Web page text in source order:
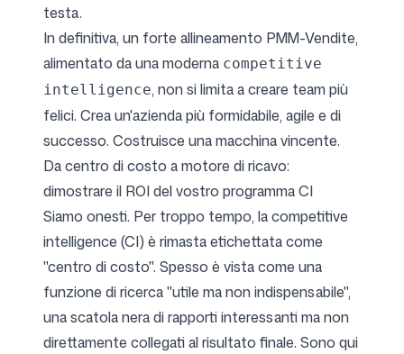
testa.
In definitiva, un forte allineamento PMM-Vendite,
alimentato da una moderna competitive
intelligence, non si limita a creare team più
felici. Crea un'azienda più formidabile, agile e di
successo. Costruisce una macchina vincente.
Da centro di costo a motore di ricavo:
dimostrare il ROI del vostro programma CI
Siamo onesti. Per troppo tempo, la competitive
intelligence (CI) è rimasta etichettata come
"centro di costo". Spesso è vista come una
funzione di ricerca "utile ma non indispensabile",
una scatola nera di rapporti interessanti ma non
direttamente collegati al risultato finale. Sono qui